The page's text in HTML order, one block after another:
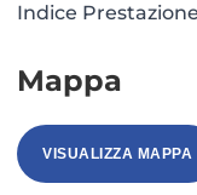
Indice
Mappa
VISUALIZZA MAPPA